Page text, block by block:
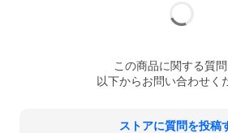
この商品に関する質問
以下からお問い合わせく
ストアに質問を投稿